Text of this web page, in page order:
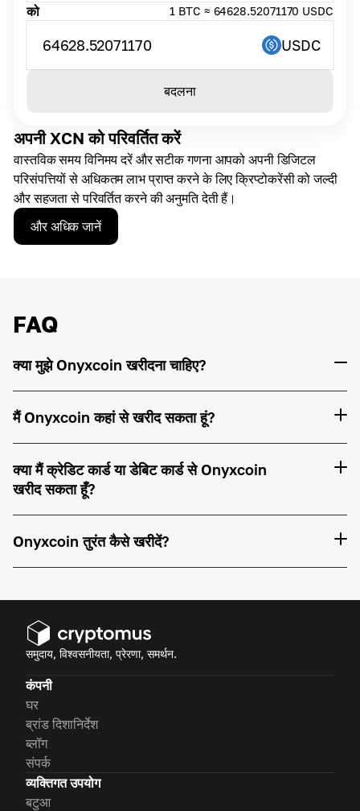
अपनी XCN को परिवर्तित करें
वास्तविक समय विनिमय दरें और सटीक गणना आपको अपनी डिजिटल
परिसंपत्तियों से अधिकतम लाभ प्राप्त करने के लिए क्रिप्टोकरेंसी को जल्दी
और सहजता से परिवर्तित करने की अनुमति देती हैं।
और अधिक जानें
को 1 BTC ≈ 64628.52071170 USDC
64628.52071170 USDC
बदलना
FAQ
क्या मुझे Onyxcoin खरीदना चाहिए?
मैं Onyxcoin कहां से खरीद सकता हूं?
क्या मैं क्रेडिट कार्ड या डेबिट कार्ड से Onyxcoin
खरीद सकता हूँ?
Onyxcoin तुरंत कैसे खरीदें?
समुदाय, विश्वसनीयता, प्रेरणा, समर्थन.
कंपनी
घर
ब्रांड दिशानिर्देश
ब्लॉग
संपर्क
व्यक्तिगत उपयोग
बटुआ